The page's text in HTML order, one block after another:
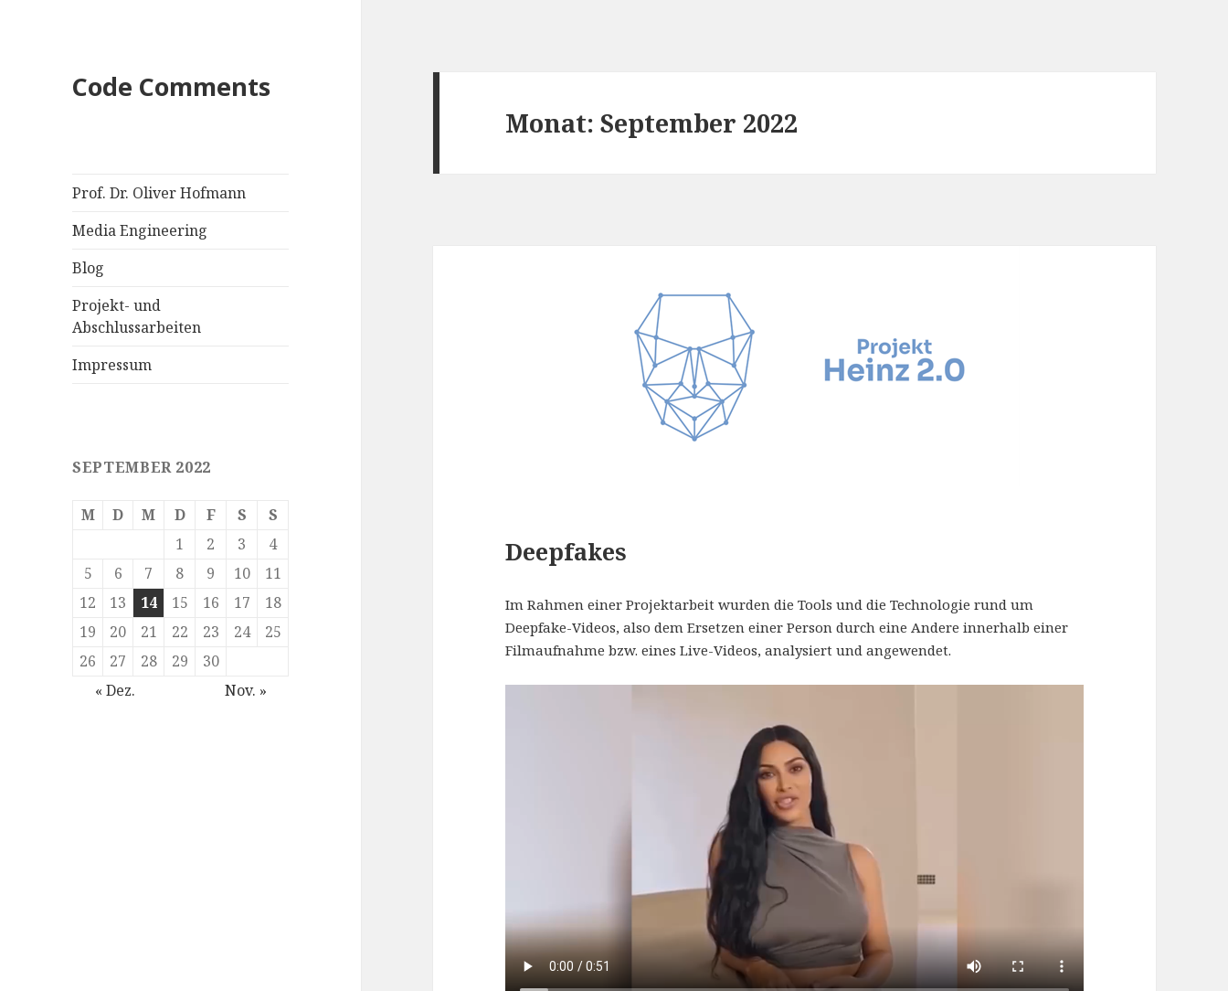
Code Comments
Prof. Dr. Oliver Hofmann
Media Engineering
Blog
Projekt- und
Abschlussarbeiten
Impressum
SEPTEMBER 2022
M D M D F S
S
1
2 3
4
5
6 7 8 9 10
11
12
13 14 15 16 17
18
19
20 21 22 23 24
25
26
27 28 29
30
« Dez.
Nov. »
Monat:September 2022
Deepfakes
Im Rahmen einer Projektarbeit wurden die Tools und die Technologie rund um
Deepfake-Videos, also dem Ersetzen einer Person durch eine Andere innerhalb einer
Filmaufnahme bzw. eines Live-Videos, analysiert und angewendet.